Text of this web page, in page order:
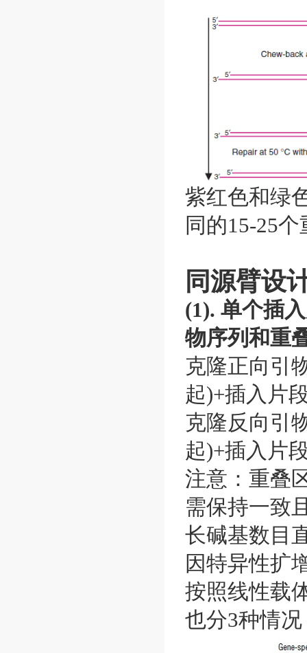
紫红色和绿
同的15-25
同源臂设
(1). 单个插
物序列和重
克隆正向引
起)+插入片
克隆反向引
起)+插入片
注意：重叠
需保持一致
长碱基数目
因特异性扩
按照线性载
也分3种情